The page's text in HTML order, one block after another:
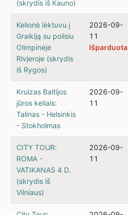
(skrydis iš Kauno)
Kelionė lėktuvu į
Graikiją su poilsiu
Olimpinėje
Rivjeroje (skrydis
iš Rygos)
2026-09-
11
Išparduota
Kruizas Baltijos
jūros keliais:
Talinas - Helsinkis
- Stokholmas
2026-09-
11
CITY TOUR:
ROMA -
VATIKANAS 4 D.
(skrydis iš
Vilniaus)
2026-09-
11